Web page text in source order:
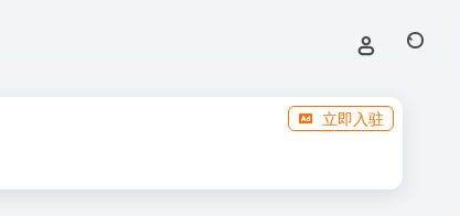
立即入驻